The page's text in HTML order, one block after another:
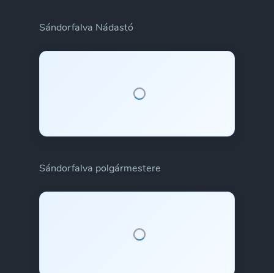
Sándorfalva Nádastó
Sándorfalva polgármestere